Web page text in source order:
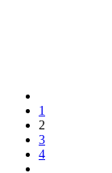
1
2
3
4